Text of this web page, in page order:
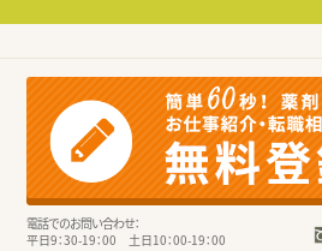
電話でのお問い合わせ：
平日9：30-19：00 土日10：00-19：00